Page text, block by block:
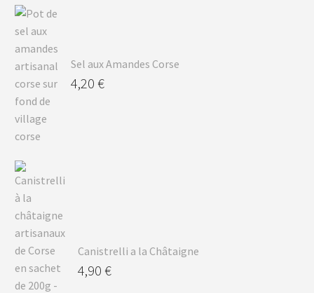
Sel aux Amandes Corse
4,20 €
Canistrelli a la Châtaigne
4,90 €